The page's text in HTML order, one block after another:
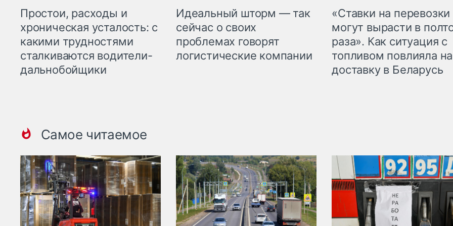
Простои, расходы и
хроническая усталость: с
какими трудностями
сталкиваются водители-
дальнобойщики
Идеальный шторм — так
сейчас о своих
проблемах говорят
логистические компании
«Ставки на перевозки
могут вырасти в
раза». Как ситуация с
топливом повлияла на
доставку в Беларусь
Самое читаемое